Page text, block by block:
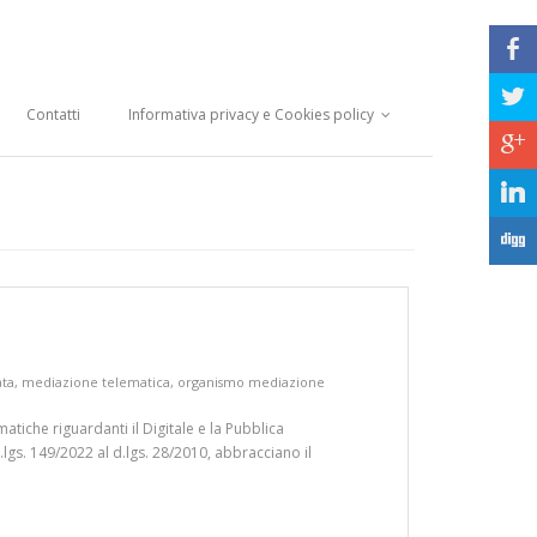
Contatti Informativa privacy e Cookies policy
, mediazione telematica, organismo mediazione
riguardanti il Digitale e la Pubblica
149/2022 al d.lgs. 28/2010, abbracciano il
b
a
c
j
F